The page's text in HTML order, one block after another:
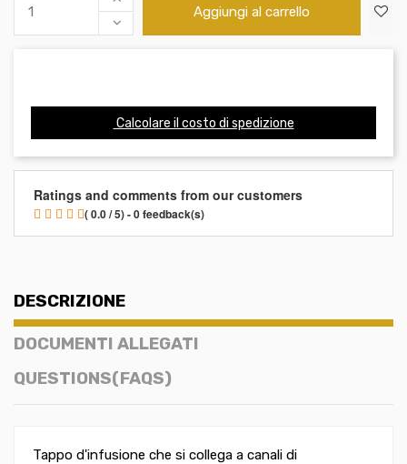
Aggiungi al carrello
Calcolare il costo di spedizione
Ratings and comments from our customers
( 0.0 / 5) - 0 feedback(s)
DESCRIZIONE
DOCUMENTI ALLEGATI
QUESTIONS(FAQS)
Tappo d'infusione che si collega a canali di